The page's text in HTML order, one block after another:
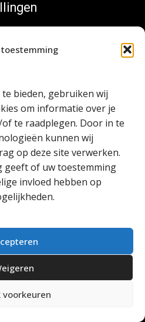
toestemming
bieden, gebruiken wij
om informatie over je
te raadplegen. Door in te
kunnen wij
op deze site verwerken.
geeft of uw toestemming
invloed hebben op
voorkeuren